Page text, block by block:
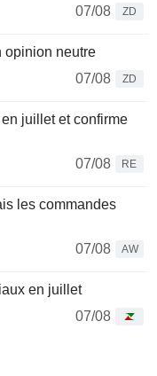
07/08
ZD
opinion neutre
07/08
ZD
juillet et confirme
07/08
RE
les commandes
07/08
AW
en juillet
07/08